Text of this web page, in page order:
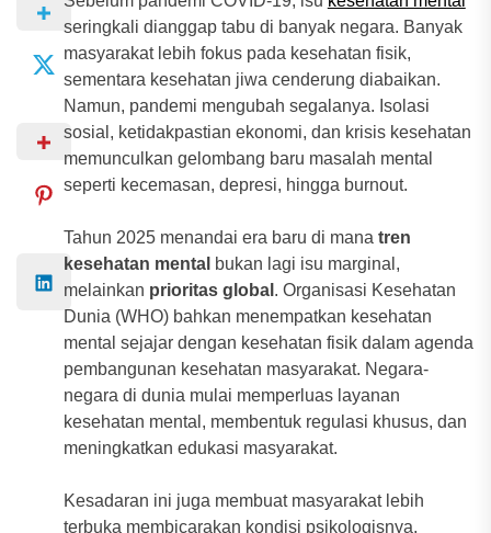
seringkali dianggap tabu di banyak negara. Banyak
masyarakat lebih fokus pada kesehatan fisik,
sementara kesehatan jiwa cenderung diabaikan.
Namun, pandemi mengubah segalanya. Isolasi
sosial, ketidakpastian ekonomi, dan krisis kesehatan
memunculkan gelombang baru masalah mental
seperti kecemasan, depresi, hingga burnout.
Tahun 2025 menandai era baru di mana tren
kesehatan mental bukan lagi isu marginal,
melainkan prioritas global . Organisasi Kesehatan
Dunia (WHO) bahkan menempatkan kesehatan
mental sejajar dengan kesehatan fisik dalam agenda
pembangunan kesehatan masyarakat. Negara-
negara di dunia mulai memperluas layanan
kesehatan mental, membentuk regulasi khusus, dan
meningkatkan edukasi masyarakat.
Kesadaran ini juga membuat masyarakat lebih
terbuka membicarakan kondisi psikologisnya,